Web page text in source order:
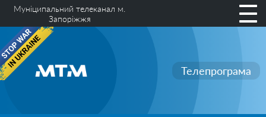
Муніципальний телеканал м.
Запоріжжя
Телепрограма